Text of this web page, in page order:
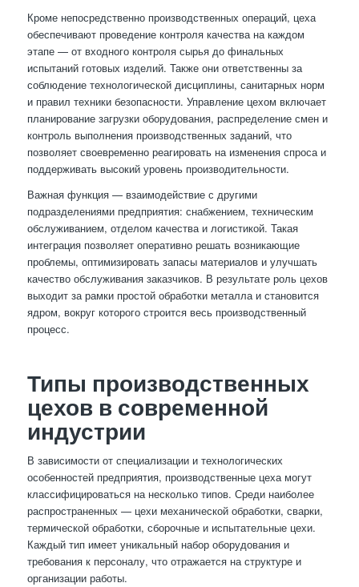
Кроме непосредственно производственных операций, цеха
обеспечивают проведение контроля качества на каждом
этапе — от входного контроля сырья до финальных
испытаний готовых изделий. Также они ответственны за
соблюдение технологической дисциплины, санитарных норм
и правил техники безопасности. Управление цехом включает
планирование загрузки оборудования, распределение смен и
контроль выполнения производственных заданий, что
позволяет своевременно реагировать на изменения спроса и
поддерживать высокий уровень производительности.
Важная функция — взаимодействие с другими
подразделениями предприятия: снабжением, техническим
обслуживанием, отделом качества и логистикой. Такая
интеграция позволяет оперативно решать возникающие
проблемы, оптимизировать запасы материалов и улучшать
качество обслуживания заказчиков. В результате роль цехов
выходит за рамки простой обработки металла и становится
ядром, вокруг которого строится весь производственный
процесс.
Типы производственных
цехов в современной
индустрии
В зависимости от специализации и технологических
особенностей предприятия, производственные цеха могут
классифицироваться на несколько типов. Среди наиболее
распространенных — цехи механической обработки, сварки,
термической обработки, сборочные и испытательные цехи.
Каждый тип имеет уникальный набор оборудования и
требования к персоналу, что отражается на структуре и
организации работы.